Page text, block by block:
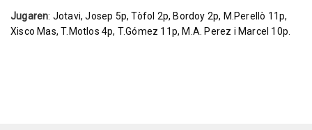
Jugaren: Jotavi, Josep 5p, Tòfol 2p, Bordoy 2p, M.Perellò 11p,
Xisco Mas, T.Motlos 4p, T.Gómez 11p, M.A. Perez i Marcel 10p.